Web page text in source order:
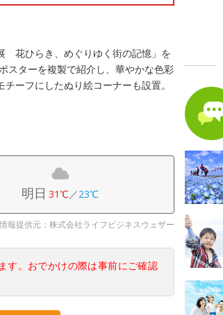
花ひらき、めぐりゆく街の記憶」を
スターを複製で紹介し、華やかな色彩
ーフにしたぬり絵コーナーも設置。
明日 31℃／23℃
報提供元：株式会社ライフビジネスウェザー
す。おでかけの際は事前にご確認